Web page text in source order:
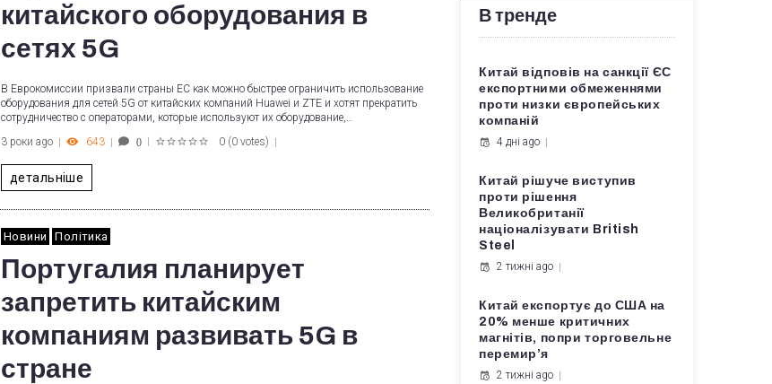
китайского оборудования в
сетях 5G
В Еврокомиссии призвали страны ЕС как можно быстрее ограничить использование
оборудования для сетей 5G от китайских компаний Huawei и ZTE и хотят прекратить
сотрудничество с операторами, которые используют их оборудование,…
3 роки ago
643 0 0 (0 votes)
детальніше
Новини Політика
Португалия планирует
запретить китайским
компаниям развивать 5G в
стране
В тренде
Китай відповів на санкції ЄС
експортними обмеженнями
проти низки європейських
компаній
4 дні ago
Китай рішуче виступив
проти рішення
Великобританії
націоналізувати British
Steel
2 тижні ago
Китай експортує до США на
20% менше критичних
магнітів, попри торговельне
перемир’я
2 тижні ago